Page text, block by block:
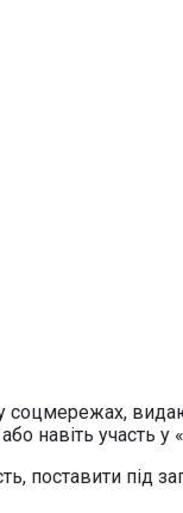
соцмережах,
навіть участь у
поставити під